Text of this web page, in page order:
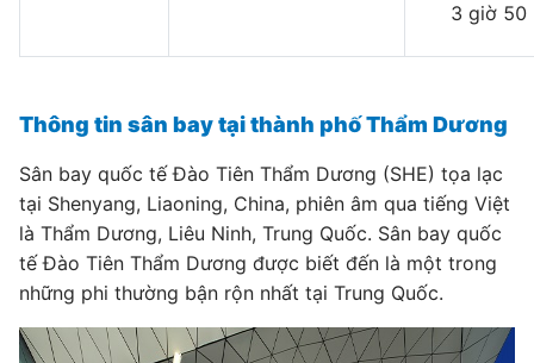
3 giờ 50
Thông tin sân bay tại thành phố Thẩm Dương
Sân bay quốc tế Đào Tiên Thẩm Dương (SHE) tọa lạc
tại Shenyang, Liaoning, China, phiên âm qua tiếng Việt
là Thẩm Dương, Liêu Ninh, Trung Quốc. Sân bay quốc
tế Đào Tiên Thẩm Dương được biết đến là một trong
những phi thường bận rộn nhất tại Trung Quốc.